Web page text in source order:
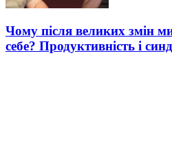
Чому після великих змін
себе? Продуктивність і